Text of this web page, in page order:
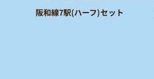
阪和線7駅(ハーフ)セット